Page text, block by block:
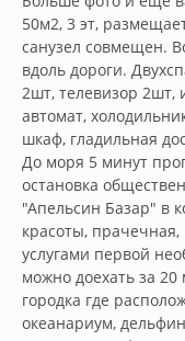
50м2, 3 эт,
санузел совмещен.
вдоль дороги.
2шт, телевизор 2шт,
автомат,
шкаф, гладильная
До моря 5 минут
остановка
"Апельсин Базар" в
красоты,
услугами первой
можно доехать за 20
городка где
океанариум,